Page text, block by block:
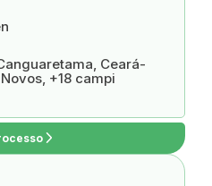
Ceará-
+18 campi
arrow_forward_ios